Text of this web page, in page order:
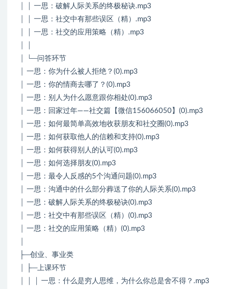
│ │ 一思：破解人际关系的终极秘诀.mp3
│ │ 一思：社交中有那些误区（精）.mp3
│ │ 一思：社交的应用策略（精）.mp3
│ └─问答环节
│ 一思：你为什么被人拒绝？(0).mp3
│ 一思：你的情商去哪了？(0).mp3
│ 一思：别人为什么愿意跟你相处(0).mp3
│ 一思：回家过年——社交篇【微信156066050】(0).mp3
│ 一思：如何最简单高效地收获朋友和社交圈(0).mp3
│ 一思：如何获取他人的信赖和支持(0).mp3
│ 一思：如何获得别人的认可(0).mp3
│ 一思：如何选择朋友(0).mp3
│ 一思：最令人反感的5个沟通问题(0).mp3
│ 一思：沟通中的什么部分葬送了你的人际关系(0).mp3
│ 一思：破解人际关系的终极秘诀(0).mp3
│ 一思：社交中有那些误区（精）(0).mp3
│ 一思：社交的应用策略（精）(0).mp3
├─创业、事业类
│ ├─上课环节
│ │ │ 一思：什么是穷人思维，为什么你总是舍不得？.mp3